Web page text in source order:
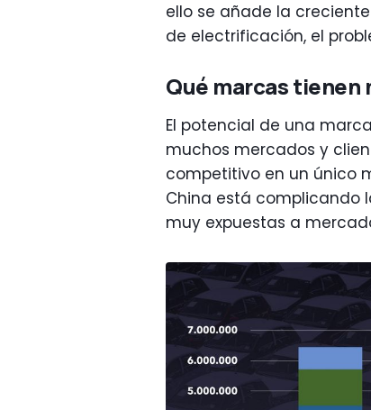
ello se añade la
de electrificación, el
Qué marcas tienen
El potencial de una
muchos mercados y
competitivo en un único
China está complicando
muy expuestas a